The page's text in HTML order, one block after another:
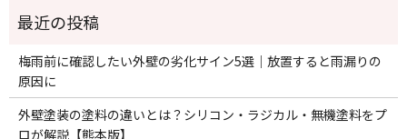
梅雨前に確認したい外壁の劣化サイン5選｜放置すると雨漏りの
原因に
外壁塗装の塗料の違いとは？シリコン・ラジカル・無機塗料をプ
ロが解説【熊本版】